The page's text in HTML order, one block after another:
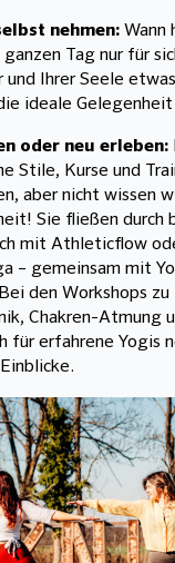
nehmen: Wann
Tag nur für
und Ihrer Seele
ideale
oder neu erleben:
Stile, Kurse und
aber nicht wissen
Sie fließen durch
mit Athleticflow
– gemeinsam mit
den Workshops zu
Chakren-Atmung
für erfahrene Yogis